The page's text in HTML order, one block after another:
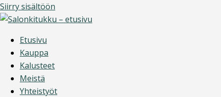
Siirry sisältöön
Etusivu
Kauppa
Kalusteet
Meistä
Yhteistyöt